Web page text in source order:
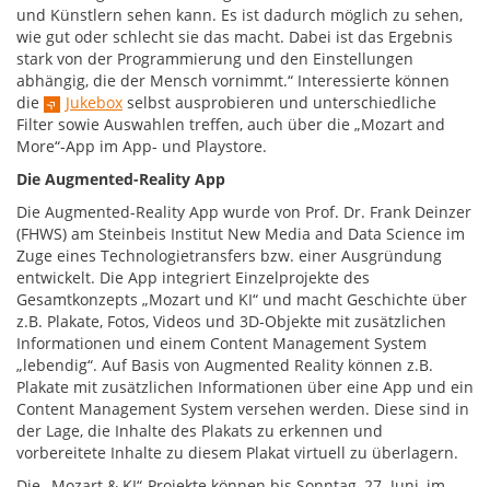
und Künstlern sehen kann. Es ist dadurch möglich zu sehen,
wie gut oder schlecht sie das macht. Dabei ist das Ergebnis
stark von der Programmierung und den Einstellungen
abhängig, die der Mensch vornimmt.“ Interessierte können
die
Jukebox selbst ausprobieren und unterschiedliche
Filter sowie Auswahlen treffen, auch über die „Mozart and
More“-App im App- und Playstore.
Die Augmented-Reality App
Die Augmented-Reality App wurde von Prof. Dr. Frank Deinzer
(FHWS) am Steinbeis Institut New Media and Data Science im
Zuge eines Technologietransfers bzw. einer Ausgründung
entwickelt. Die App integriert Einzelprojekte des
Gesamtkonzepts „Mozart und KI“ und macht Geschichte über
z.B. Plakate, Fotos, Videos und 3D-Objekte mit zusätzlichen
Informationen und einem Content Management System
„lebendig“. Auf Basis von Augmented Reality können z.B.
Plakate mit zusätzlichen Informationen über eine App und ein
Content Management System versehen werden. Diese sind in
der Lage, die Inhalte des Plakats zu erkennen und
vorbereitete Inhalte zu diesem Plakat virtuell zu überlagern.